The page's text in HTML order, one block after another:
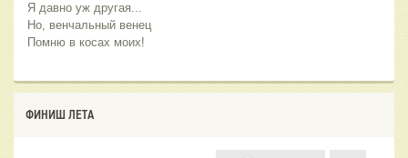
Я давно уж другая...
Но, венчальный венец
Помню в косах моих!
ФИНИШ ЛЕТА